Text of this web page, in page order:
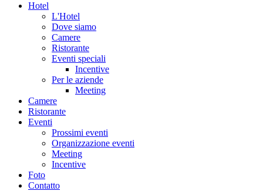
Hotel
L'Hotel
Dove siamo
Camere
Ristorante
Eventi speciali
Incentive
Per le aziende
Meeting
Camere
Ristorante
Eventi
Prossimi eventi
Organizzazione eventi
Meeting
Incentive
Foto
Contatto